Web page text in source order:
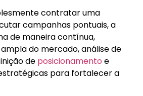
contratar uma
campanhas pontuais, a
de maneira contínua,
do mercado, análise de
de posicionamento e
para fortalecer a